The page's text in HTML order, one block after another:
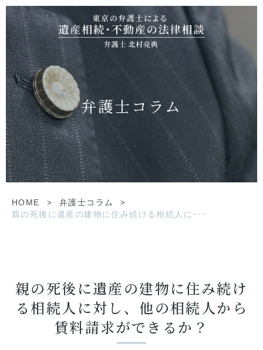
弁護士コラム
HOME > 弁護士コラム
>
親の死後に遺産の建物に住み続ける相続人に･･･
親の死後に遺産の建物に住み続け
る相続人に対し、他の相続人から
賃料請求ができるか？